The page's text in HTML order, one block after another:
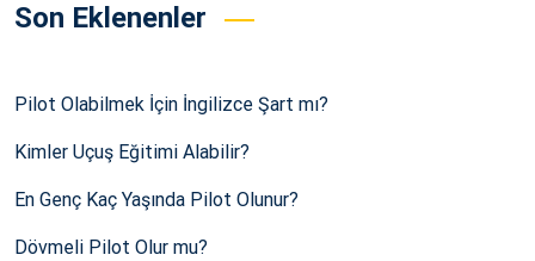
Son Eklenenler
Pilot Olabilmek İçin İngilizce Şart mı?
Kimler Uçuş Eğitimi Alabilir?
En Genç Kaç Yaşında Pilot Olunur?
Dövmeli Pilot Olur mu?